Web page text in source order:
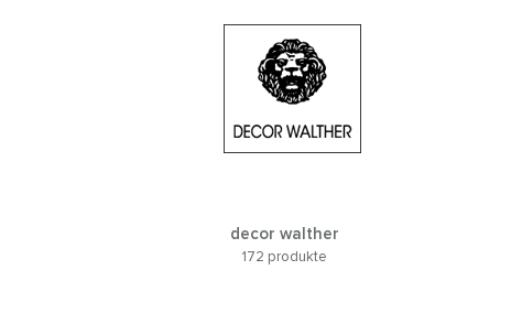
decor walther
172 produkte